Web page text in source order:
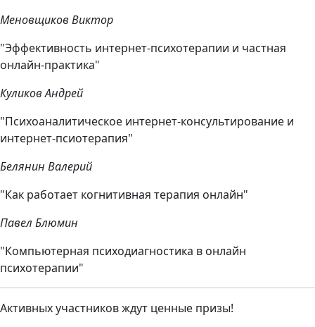
Меновщиков Виктор
"Эффективность интернет-психотерапии и частная
онлайн-практика"
Куликов Андрей
"Психоаналитическое интернет-консультирование и
интернет-псиотерапия"
Белянин Валерий
"Как работает когнитивная терапия онлайн"
Павел Блюмин
"Компьютерная психодиагностика в онлайн
психотерапии"
Активных участников ждут ценные призы!